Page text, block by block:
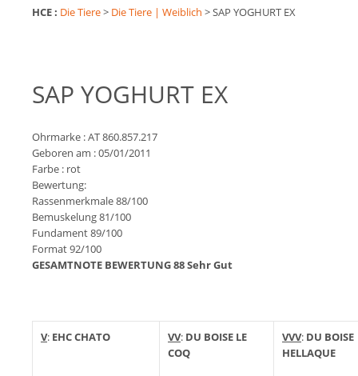
HCE : Die Tiere> Die Tiere | Weiblich >SAP YOGHURT EX
SAP YOGHURT EX
Ohrmarke : AT 860.857.217
Geboren am : 05/01/2011
Farbe : rot
Bewertung:
Rassenmerkmale 88/100
Bemuskelung 81/100
Fundament 89/100
Format 92/100
GESAMTNOTE BEWERTUNG 88 Sehr Gut
V: EHC CHATO VV: DU BOISE LE
COQ
VVV: DU BOISE
HELLAQUE